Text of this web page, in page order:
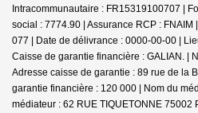
Intracommunautaire : FR15319100707 |
social : 7774.90 | Assurance RCP : FNAIM |
077 | Date de délivrance : 0000-00-00 |
Caisse de garantie financière : GALIAN. |
Adresse caisse de garantie : 89 rue de la
garantie financière : 120 000 | Nom du
médiateur : 62 RUE TIQUETONNE 75002